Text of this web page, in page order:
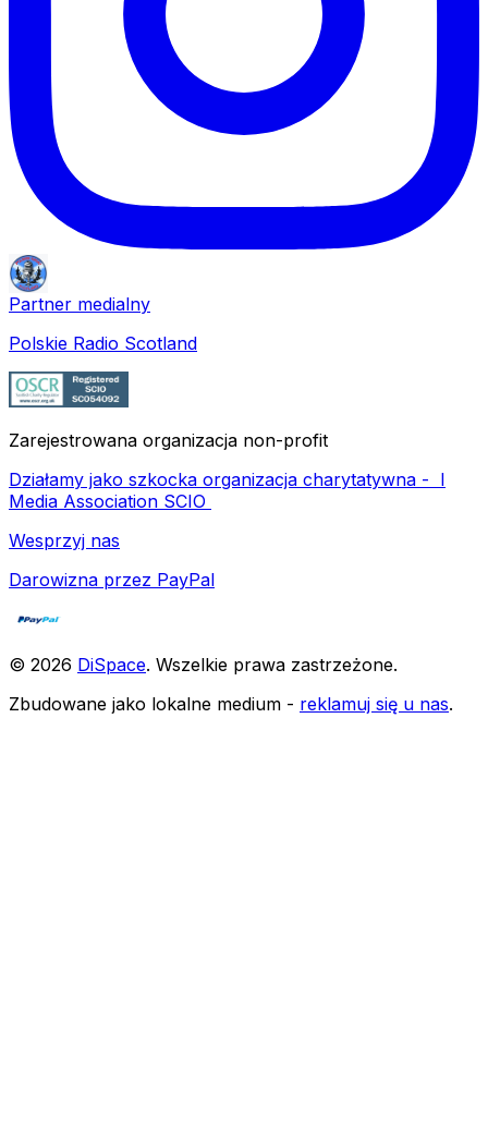
Partner medialny
Polskie Radio Scotland
Zarejestrowana organizacja non-profit
Działamy jako szkocka organizacja charytatywna - I
Media Association SCIO
Wesprzyj nas
Darowizna przez PayPal
© 2026 DiSpace. Wszelkie prawa zastrzeżone.
Zbudowane jako lokalne medium - reklamuj się u nas.